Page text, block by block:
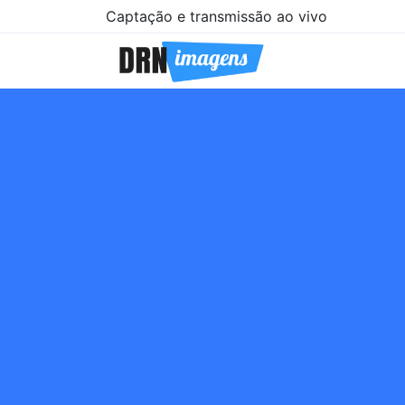
Captação e transmissão ao vivo